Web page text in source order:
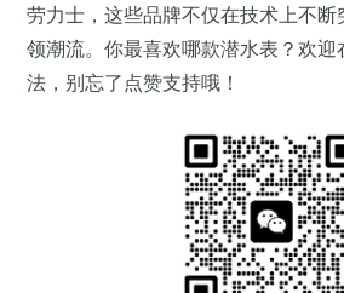
劳力士，这些品牌不仅在技术上不断
领潮流。你最喜欢哪款潜水表？欢
法，别忘了点赞支持哦！